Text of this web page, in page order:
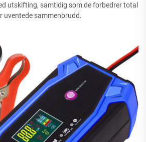
utskifting, samtidig som de forbedrer total
uventede sammenbrudd.